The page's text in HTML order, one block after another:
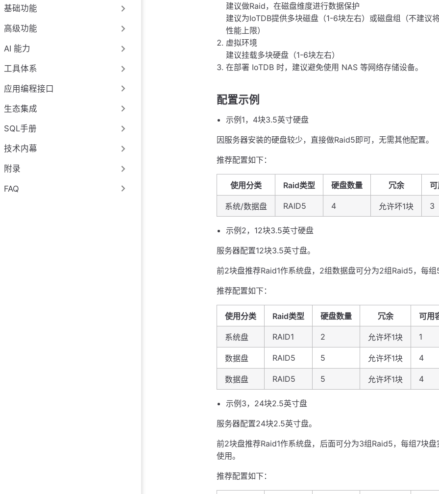
基础功能
高级功能
AI 能力
工具体系
应用编程接口
生态集成
SQL手册
技术内幕
附录
FAQ
建议做Raid，在磁盘维度进行数据保护
建议为IoTDB提供多块磁盘（1-6块左右）或磁盘组（不建议
性能上限）
虚拟环境
建议挂载多块硬盘（1-6块左右）
在部署 IoTDB 时，建议避免使用 NAS 等网络存储设备。
配置示例
示例1，4块3.5英寸硬盘
因服务器安装的硬盘较少，直接做Raid5即可，无需其他配置。
推荐配置如下：
使用分类 Raid类型 硬盘数量 冗余
系统/数据盘 RAID5 4 允许坏1块 3
示例2，12块3.5英寸硬盘
服务器配置12块3.5英寸盘。
前2块盘推荐Raid1作系统盘，2组数据盘可分为2组Raid5，每组
推荐配置如下：
使用分类 Raid类型 硬盘数量 冗余 可用
系统盘 RAID1 2 允许坏1块 1
数据盘 RAID5 5 允许坏1块 4
数据盘 RAID5 5 允许坏1块 4
示例3，24块2.5英寸盘
服务器配置24块2.5英寸盘。
前2块盘推荐Raid1作系统盘，后面可分为3组Raid5，每组7块
使用。
推荐配置如下：